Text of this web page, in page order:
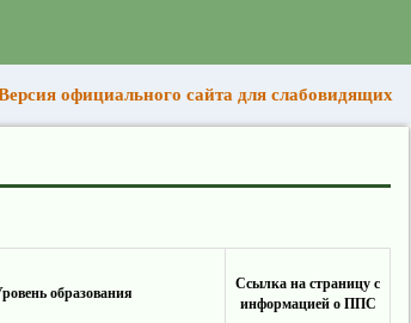
официального сайта для слабовидящих
образования
Ссылка на страницу с
информацией о ППС